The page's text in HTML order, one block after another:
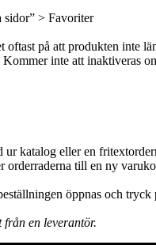
sidor” > Favoriter
oftast på att produkten inte
inte att inaktiveras
ur katalog eller en
orderraderna till en ny
öppnas och tryck
en leverantör.